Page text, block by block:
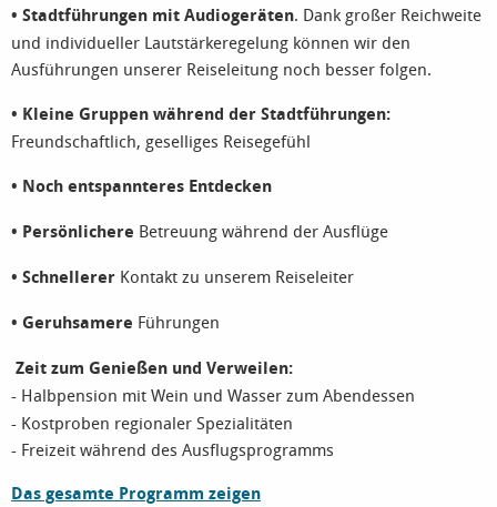
• Stadtführungen mit Audiogeräten. Dank großer Reichweite
und individueller Lautstärkeregelung können wir den
Ausführungen unserer Reiseleitung noch besser folgen.
• Kleine Gruppen während der Stadtführungen:
Freundschaftlich, geselliges Reisegefühl
• Noch entspannteres Entdecken
• Persönlichere Betreuung während der Ausflüge
• Schnellerer Kontakt zu unserem Reiseleiter
• Geruhsamere Führungen
Zeit zum Genießen und Verweilen:
- Halbpension mit Wein und Wasser zum Abendessen
- Kostproben regionaler Spezialitäten
- Freizeit während des Ausflugsprogramms
Das gesamte Programm zeigen